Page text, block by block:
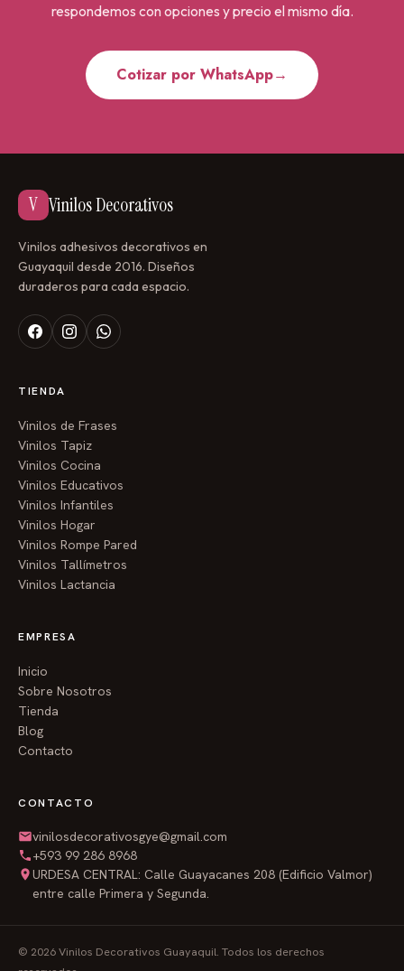
respondemos con opciones y precio el mismo día.
Cotizar por WhatsApp→
V Vinilos Decorativos
Vinilos adhesivos decorativos en
Guayaquil desde 2016. Diseños
duraderos para cada espacio.
TIENDA
Vinilos de Frases
Vinilos Tapiz
Vinilos Cocina
Vinilos Educativos
Vinilos Infantiles
Vinilos Hogar
Vinilos Rompe Pared
Vinilos Tallímetros
Vinilos Lactancia
EMPRESA
Inicio
Sobre Nosotros
Tienda
Blog
Contacto
CONTACTO
vinilosdecorativosgye@gmail.com
+593 99 286 8968
URDESA CENTRAL: Calle Guayacanes 208 (Edificio Valmor)
entre calle Primera y Segunda.
© 2026 Vinilos Decorativos Guayaquil. Todos los derechos